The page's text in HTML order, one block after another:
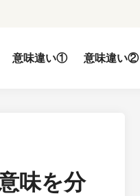
意味違い① 意味違い②
味を分